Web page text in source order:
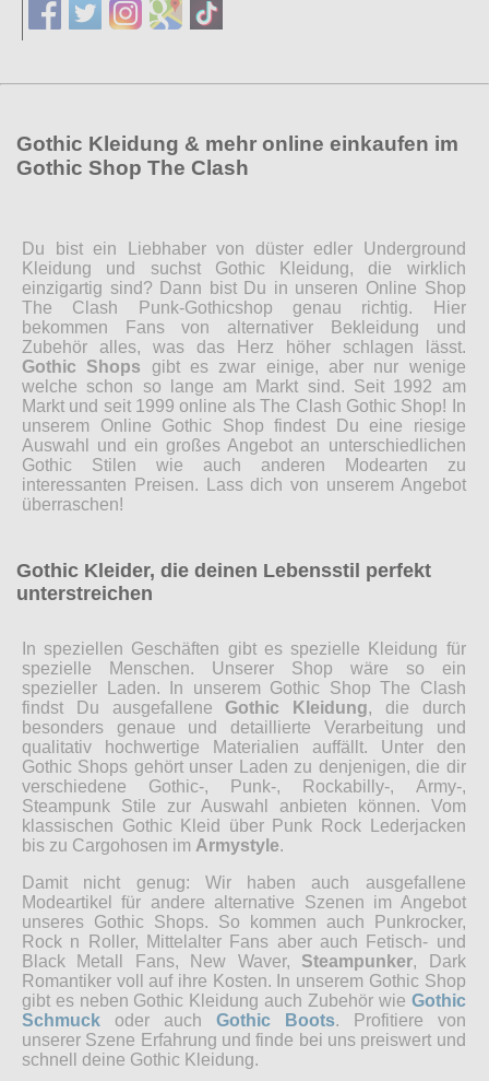
Gothic Kleidung & mehr online einkaufen im
Gothic Shop The Clash
Du bist ein Liebhaber von düster edler Underground
Kleidung und suchst Gothic Kleidung, die wirklich
einzigartig sind? Dann bist Du in unseren Online Shop
The Clash Punk-Gothicshop genau richtig. Hier
bekommen Fans von alternativer Bekleidung und
Zubehör alles, was das Herz höher schlagen lässt.
Gothic Shops gibt es zwar einige, aber nur wenige
welche schon so lange am Markt sind. Seit 1992 am
Markt und seit 1999 online als The Clash Gothic Shop! In
unserem Online Gothic Shop findest Du eine riesige
Auswahl und ein großes Angebot an unterschiedlichen
Gothic Stilen wie auch anderen Modearten zu
interessanten Preisen. Lass dich von unserem Angebot
überraschen!
Gothic Kleider, die deinen Lebensstil perfekt
unterstreichen
In speziellen Geschäften gibt es spezielle Kleidung für
spezielle Menschen. Unserer Shop wäre so ein
spezieller Laden. In unserem Gothic Shop The Clash
findst Du ausgefallene Gothic Kleidung, die durch
besonders genaue und detaillierte Verarbeitung und
qualitativ hochwertige Materialien auffällt. Unter den
Gothic Shops gehört unser Laden zu denjenigen, die dir
verschiedene Gothic-, Punk-, Rockabilly-, Army-,
Steampunk Stile zur Auswahl anbieten können. Vom
klassischen Gothic Kleid über Punk Rock Lederjacken
bis zu Cargohosen im Armystyle.
Damit nicht genug: Wir haben auch ausgefallene
Modeartikel für andere alternative Szenen im Angebot
unseres Gothic Shops. So kommen auch Punkrocker,
Rock n Roller, Mittelalter Fans aber auch Fetisch- und
Black Metall Fans, New Waver, Steampunker, Dark
Romantiker voll auf ihre Kosten. In unserem Gothic Shop
gibt es neben Gothic Kleidung auch Zubehör wie Gothic
Schmuck oder auch Gothic Boots. Profitiere von
unserer Szene Erfahrung und finde bei uns preiswert und
schnell deine Gothic Kleidung.